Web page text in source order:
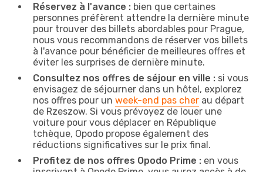
Réservez à l'avance : bien que certaines
personnes préfèrent attendre la dernière minute
pour trouver des billets abordables pour Prague,
nous vous recommandons de réserver vos billets
à l'avance pour bénéficier de meilleures offres et
éviter les surprises de dernière minute.
Consultez nos offres de séjour en ville : si vous
envisagez de séjourner dans un hôtel, explorez
nos offres pour un week-end pas cher au départ
de Rzeszow. Si vous prévoyez de louer une
voiture pour vous déplacer en République
tchèque, Opodo propose également des
réductions significatives sur le prix final.
Profitez de nos offres Opodo Prime : en vous